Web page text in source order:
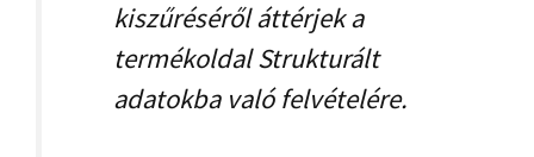
kiszűréséről áttérjek a
termékoldal Strukturált
adatokba való felvételére.